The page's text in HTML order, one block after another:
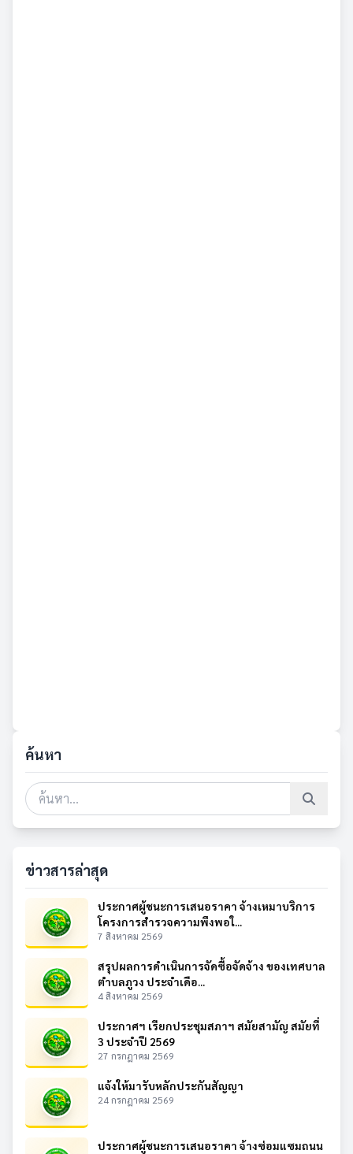
ค้นหา
ข่าวสารล่าสุด
ประกาศผู้ชนะการเสนอราคา จ้างเหมาบริการ
โครงการสำรวจความพึงพอใ...
7 สิงหาคม 2569
สรุปผลการดำเนินการจัดซื้อจัดจ้าง ของเทศบาล
ตำบลภูวง ประจำเดือ...
4 สิงหาคม 2569
ประกาศฯ เรียกประชุมสภาฯ สมัยสามัญ สมัยที่
3 ประจำปี 2569
27 กรกฎาคม 2569
แจ้งให้มารับหลักประกันสัญญา
24 กรกฎาคม 2569
ประกาศผู้ชนะการเสนอราคา จ้างซ่อมแซมถนน